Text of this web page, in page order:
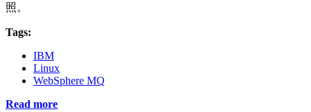
照。
Tags:
IBM
Linux
WebSphere MQ
Read more